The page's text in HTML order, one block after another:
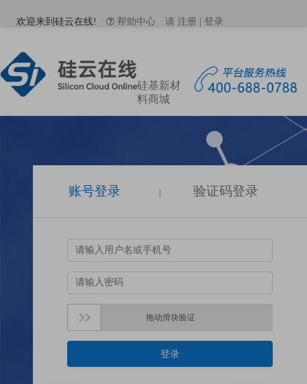
欢迎来到硅云在线! 帮助中心 请 注册 登录
硅基新材
料商城
硅云
账号登录 验证码登录
拖动滑块验证
登录